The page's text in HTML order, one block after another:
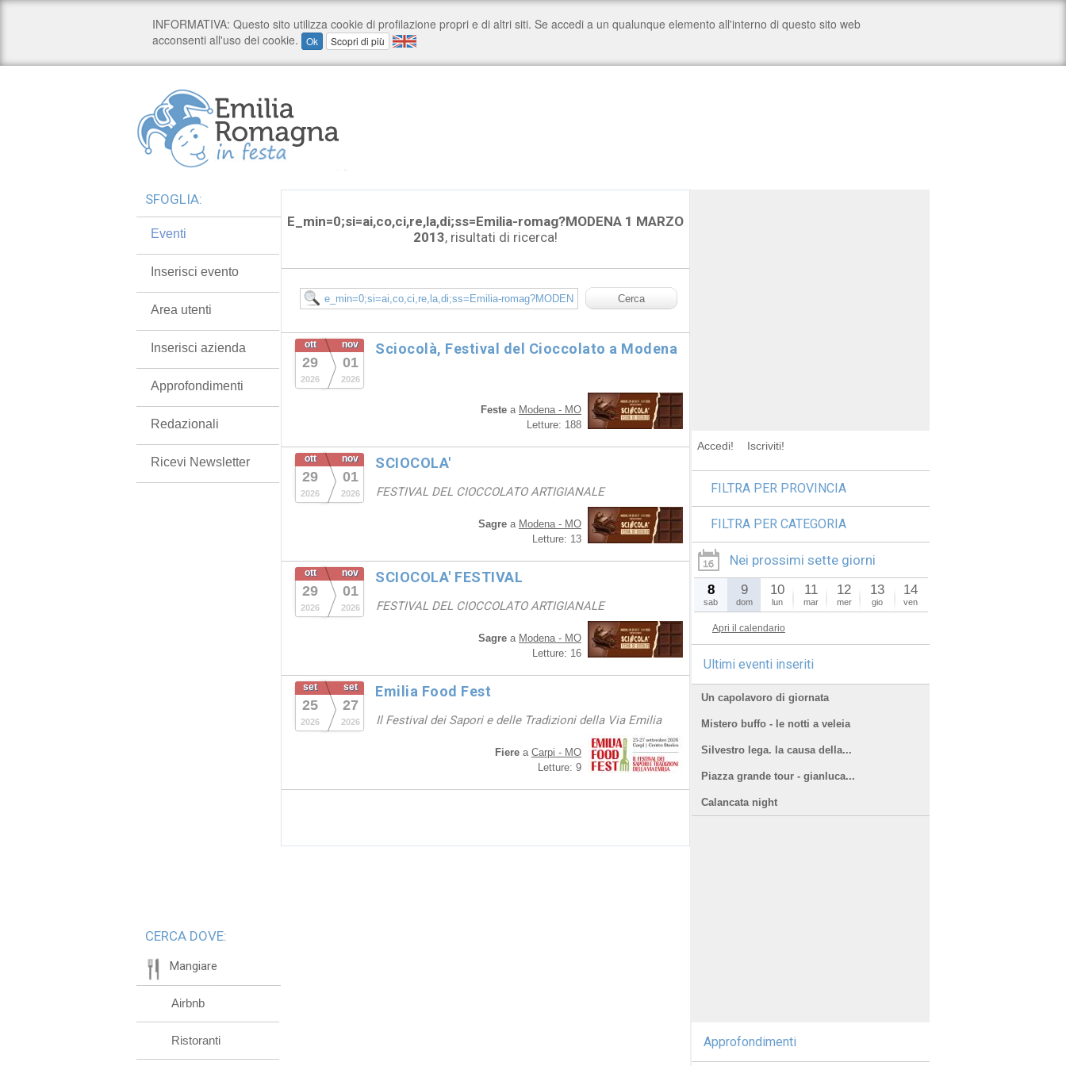
E_min=0;si=ai,co,ci,re,la,di;ss=Emilia-romag?MODENA 1 MARZO
2013, risultati di ricerca!
ott
29
2026
nov
01
2026
Sciocolà, Festival del Cioccolato a Modena
Feste a Modena - MO
Letture: 188
ott
29
2026
nov
01
2026
SCIOCOLA'
FESTIVAL DEL CIOCCOLATO ARTIGIANALE
Sagre a Modena - MO
Letture: 13
ott
29
2026
nov
01
2026
SCIOCOLA' FESTIVAL
FESTIVAL DEL CIOCCOLATO ARTIGIANALE
Sagre a Modena - MO
Letture: 16
set
25
2026
set
27
2026
Emilia Food Fest
Il Festival dei Sapori e delle Tradizioni della Via Emilia
Fiere a Carpi - MO
Letture: 9
SFOGLIA:
Eventi
Inserisci evento
Area utenti
Inserisci azienda
Approfondimenti
Redazionali
Ricevi Newsletter
CERCA DOVE:
Mangiare
Airbnb
Ristoranti
Accedi! Iscriviti!
FILTRA PER PROVINCIA
FILTRA PER CATEGORIA
Nei prossimi sette giorni
8
sab
9
dom
10
lun
11
mar
12
mer
13
gio
14
ven
Apri il calendario
Ultimi eventi inseriti
Un capolavoro di giornata
Mistero buffo - le notti a veleia
Silvestro lega. la causa della...
Piazza grande tour - gianluca...
Calancata night
Approfondimenti